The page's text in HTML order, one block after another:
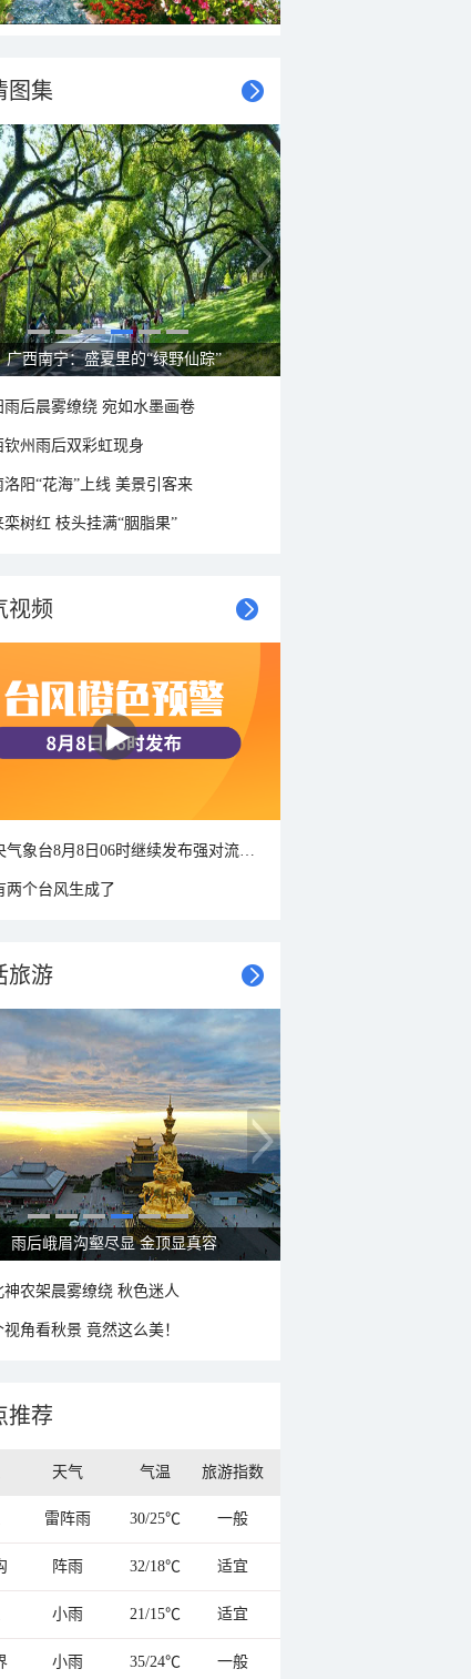
图集
广西南宁：盛夏里的“绿野仙踪”
雨后晨雾缭绕 宛如水墨画卷
钦州雨后双彩虹现身
洛阳“花海”上线 美景引客来
栾树红 枝头挂满“胭脂果”
视频
两个台风生成了
旅游
雨后峨眉沟壑尽显 金顶显真容
神农架晨雾缭绕 秋色迷人
视角看秋景 竟然这么美！
推荐
天气 气温 旅游指数
雷阵雨 30/25℃ 一般
阵雨 32/18℃ 适宜
小雨 21/15℃ 适宜
小雨 35/24℃ 一般